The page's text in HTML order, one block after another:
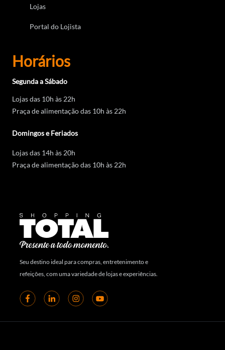
Lojas
Portal do Lojista
Horários
Segunda a Sábado
Lojas das 10h às 22h
Praça de alimentação das 10h às 22h
Domingos e Feriados
Lojas das 14h às 20h
Praça de alimentação das 10h às 22h
Seu destino ideal para compras, entretenimento e
refeições, com uma variedade de lojas e experiências.